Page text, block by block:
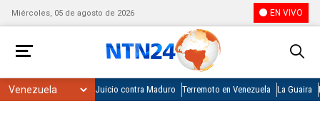
Miércoles, 05 de agosto de 2026 EN VIVO
Juicio contra Maduro Terremoto en Venezuela La Guaira